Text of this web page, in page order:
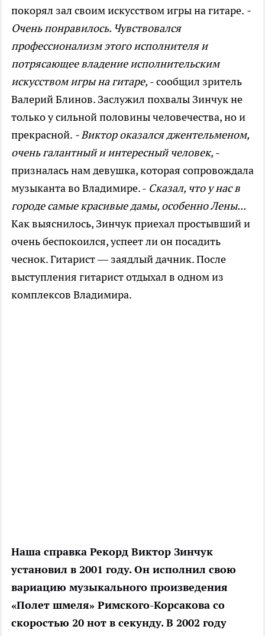
покорял зал своим искусством игры на гитаре. -
Очень понравилось. Чувствовался
профессионализм этого исполнителя и
потрясающее владение исполнительским
искусством игры на гитаре, - сообщил зритель
Валерий Блинов. Заслужил похвалы Зинчук не
только у сильной половины человечества, но и
прекрасной. - Виктор оказался джентельменом,
очень галантный и интересный человек, -
призналась нам девушка, которая сопровождала
музыканта во Владимире. - Сказал, что у нас в
городе самые красивые дамы, особенно Лены...
Как выяснилось, Зинчук приехал простывший и
очень беспокоился, успеет ли он посадить
чеснок. Гитарист — заядлый дачник. После
выступления гитарист отдыхал в одном из
комплексов Владимира.
Наша справка Рекорд Виктор Зинчук
установил в 2001 году. Он исполнил свою
вариацию музыкального произведения
«Полет шмеля» Римского-Корсакова со
скоростью 20 нот в секунду. В 2002 году